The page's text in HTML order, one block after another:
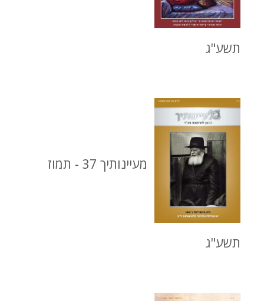
תשע"ג
מעיינותיך 37 - תמוז
תשע"ג